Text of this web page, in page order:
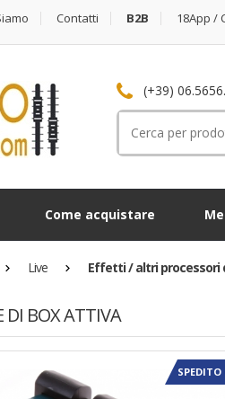
Contatti B2B 18App /
(+39)
per:
Come acquistare
Live Effetti / altri processori
DI BOX ATTIVA